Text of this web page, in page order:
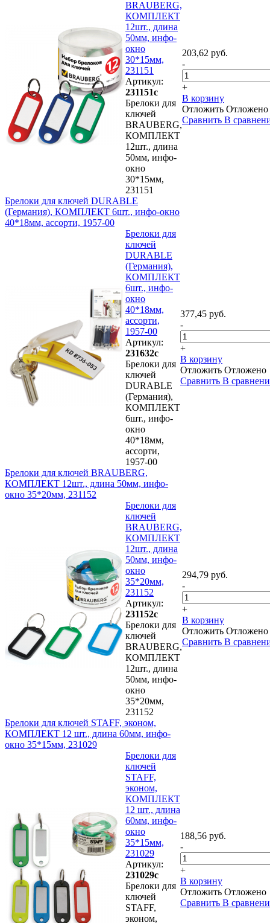
BRAUBERG,
КОМПЛЕКТ
12шт., длина
50мм, инфо-
окно
30*15мм,
231151
Артикул:
231151с
Брелоки для
ключей
BRAUBERG,
КОМПЛЕКТ
12шт., длина
50мм, инфо-
окно
30*15мм,
231151
203,62 руб.
-
+
В корзину
Отложить Отложено
Сравнить В
Брелоки для ключей DURABLE
(Германия), КОМПЛЕКТ 6шт., инфо-окно
40*18мм, ассорти, 1957-00
Брелоки для
ключей
DURABLE
(Германия),
КОМПЛЕКТ
6шт., инфо-
окно
40*18мм,
ассорти,
1957-00
Артикул:
231632с
Брелоки для
ключей
DURABLE
(Германия),
КОМПЛЕКТ
6шт., инфо-
окно
40*18мм,
ассорти,
1957-00
377,45 руб.
-
+
В корзину
Отложить Отложено
Сравнить В
Брелоки для ключей BRAUBERG,
КОМПЛЕКТ 12шт., длина 50мм, инфо-
окно 35*20мм, 231152
Брелоки для
ключей
BRAUBERG,
КОМПЛЕКТ
12шт., длина
50мм, инфо-
окно
35*20мм,
231152
Артикул:
231152с
Брелоки для
ключей
BRAUBERG,
КОМПЛЕКТ
12шт., длина
50мм, инфо-
окно
35*20мм,
231152
294,79 руб.
-
+
В корзину
Отложить Отложено
Сравнить В
Брелоки для ключей STAFF, эконом,
КОМПЛЕКТ 12 шт., длина 60мм, инфо-
окно 35*15мм, 231029
Брелоки для
ключей
STAFF,
эконом,
КОМПЛЕКТ
12 шт., длина
60мм, инфо-
окно
35*15мм,
231029
Артикул:
231029с
Брелоки для
ключей
STAFF,
эконом,
188,56 руб.
-
+
В корзину
Отложить Отложено
Сравнить В